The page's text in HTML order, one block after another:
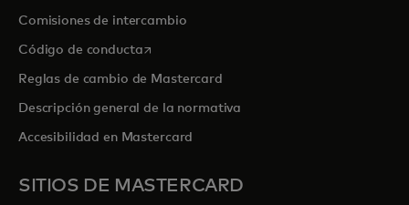
Comisiones de intercambio
Código de conductase abre en una pestaña nueva
Reglas de cambio de Mastercard
Descripción general de la normativa
Accesibilidad en Mastercard
SITIOS DE MASTERCARD